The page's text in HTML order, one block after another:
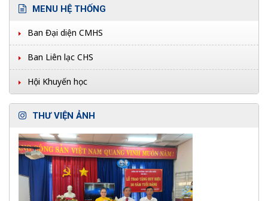
MENU HỆ THỐNG
Ban Đại diện CMHS
Ban Liên lạc CHS
Hội Khuyến học
THƯ VIỆN ẢNH